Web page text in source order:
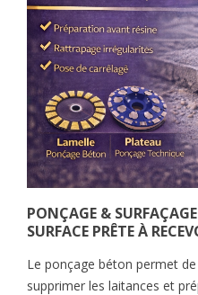
PONÇAGE &
SURFACE PRÊTE À
Le ponçage béton permet
supprimer les laitances et